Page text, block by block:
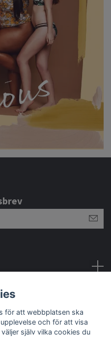
för att webbplatsen ska
och för att visa
själv vilka cookies du